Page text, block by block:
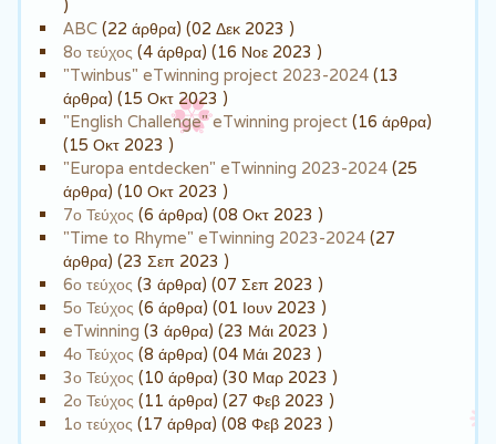
)
ABC (22 άρθρα) (02 Δεκ 2023 )
8ο τεύχος (4 άρθρα) (16 Νοε 2023 )
"Twinbus" eTwinning project 2023-2024 (13
άρθρα) (15 Οκτ 2023 )
"English Challenge" eTwinning project (16 άρθρα)
(15 Οκτ 2023 )
"Europa entdecken" eTwinning 2023-2024 (25
άρθρα) (10 Οκτ 2023 )
7ο Τεύχος (6 άρθρα) (08 Οκτ 2023 )
"Time to Rhyme" eTwinning 2023-2024 (27
άρθρα) (23 Σεπ 2023 )
6ο τεύχος (3 άρθρα) (07 Σεπ 2023 )
5ο Τεύχος (6 άρθρα) (01 Ιουν 2023 )
eTwinning (3 άρθρα) (23 Μάι 2023 )
4ο Τεύχος (8 άρθρα) (04 Μάι 2023 )
3ο Τεύχος (10 άρθρα) (30 Μαρ 2023 )
2ο Τεύχος (11 άρθρα) (27 Φεβ 2023 )
1ο τεύχος (17 άρθρα) (08 Φεβ 2023 )